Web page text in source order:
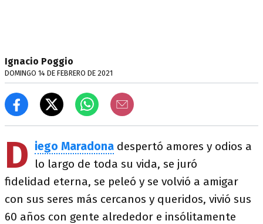
Ignacio Poggio
DOMINGO 14 DE FEBRERO DE 2021
D iego Maradona despertó amores y odios a
lo largo de toda su vida, se juró
fidelidad eterna, se peleó y se volvió a amigar
con sus seres más cercanos y queridos, vivió sus
60 años con gente alrededor e insólitamente